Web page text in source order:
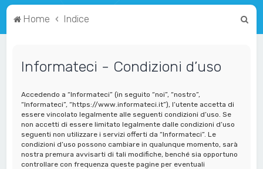
Home Indice
Informateci - Condizioni d’uso
Accedendo a “Informateci” (in seguito “noi”, “nostro”,
“Informateci”, “https://www.informateci.it”), l’utente accetta di
essere vincolato legalmente alle seguenti condizioni d’uso. Se
non accetti di essere limitato legalmente dalle condizioni d’uso
seguenti non utilizzare i servizi offerti da “Informateci”. Le
condizioni d’uso possono cambiare in qualunque momento, sarà
nostra premura avvisarti di tali modifiche, benché sia opportuno
controllare con frequenza queste pagine per eventuali